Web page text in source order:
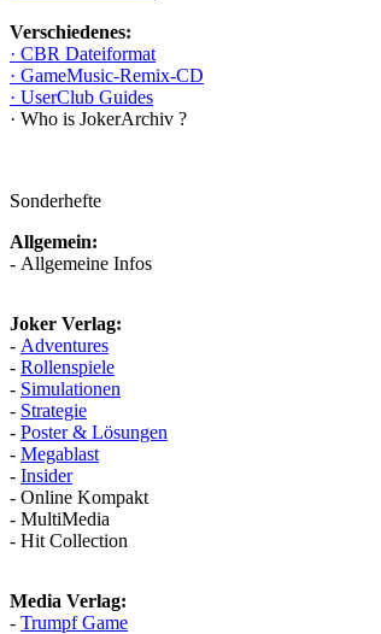
Verschiedenes:
· CBR Dateiformat
· GameMusic-Remix-CD
· UserClub Guides
· Who is JokerArchiv ?
Sonderhefte
Allgemein:
- Allgemeine Infos
Joker Verlag:
- Adventures
- Rollenspiele
- Simulationen
- Strategie
- Poster & Lösungen
- Megablast
- Insider
- Online Kompakt
- MultiMedia
- Hit Collection
Media Verlag:
- Trumpf Game